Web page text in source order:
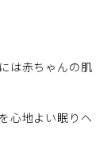
は赤ちゃんの肌
心地よい眠りへ